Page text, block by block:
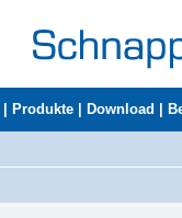
Produkte Download